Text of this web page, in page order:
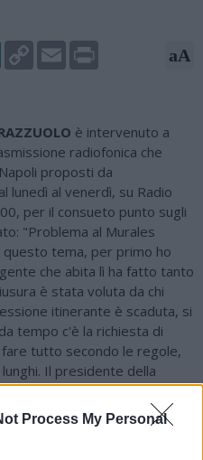
Process My Personal
LinkedInCopy
Link
Email aA
è intervenuto a
radiofonica che
proposti da
lunedì al venerdì, su Radio
per il consueto punto sugli
"Problema al Murales
questo tema, per primo ho
che abita lì ha fatto tanto
è stata voluta da chi
itinerante è scaduta, si
tempo c'è la richiesta di
fare tutto secondo le regole,
Il presidente della
si sta già attivando per
è il sito turistico più
la situazione verrà risolta, lo